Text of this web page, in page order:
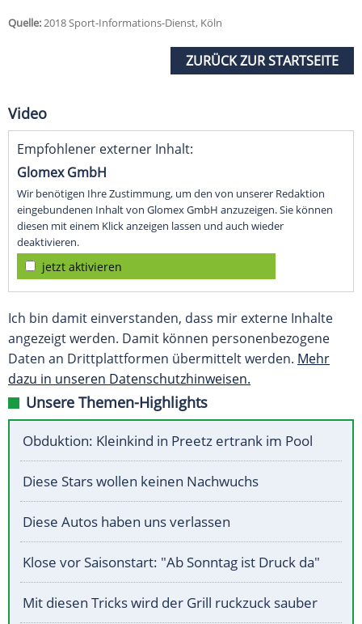
Quelle:2018 Sport-Informations-Dienst, Köln
ZURÜCK ZUR STARTSEITE
Video
Empfohlener externer Inhalt:
Glomex GmbH
Wir benötigen Ihre Zustimmung, um den von unserer Redaktion
eingebundenen Inhalt von Glomex GmbH anzuzeigen. Sie können
diesen mit einem Klick anzeigen lassen und auch wieder
deaktivieren.
jetzt aktivieren
Ich bin damit einverstanden, dass mir externe Inhalte
angezeigt werden. Damit können personenbezogene
Daten an Drittplattformen übermittelt werden. Mehr
dazu in unseren Datenschutzhinweisen.
Unsere Themen-Highlights
Obduktion: Kleinkind in Preetz ertrank im Pool
Diese Stars wollen keinen Nachwuchs
Diese Autos haben uns verlassen
Klose vor Saisonstart: "Ab Sonntag ist Druck da"
Mit diesen Tricks wird der Grill ruckzuck sauber